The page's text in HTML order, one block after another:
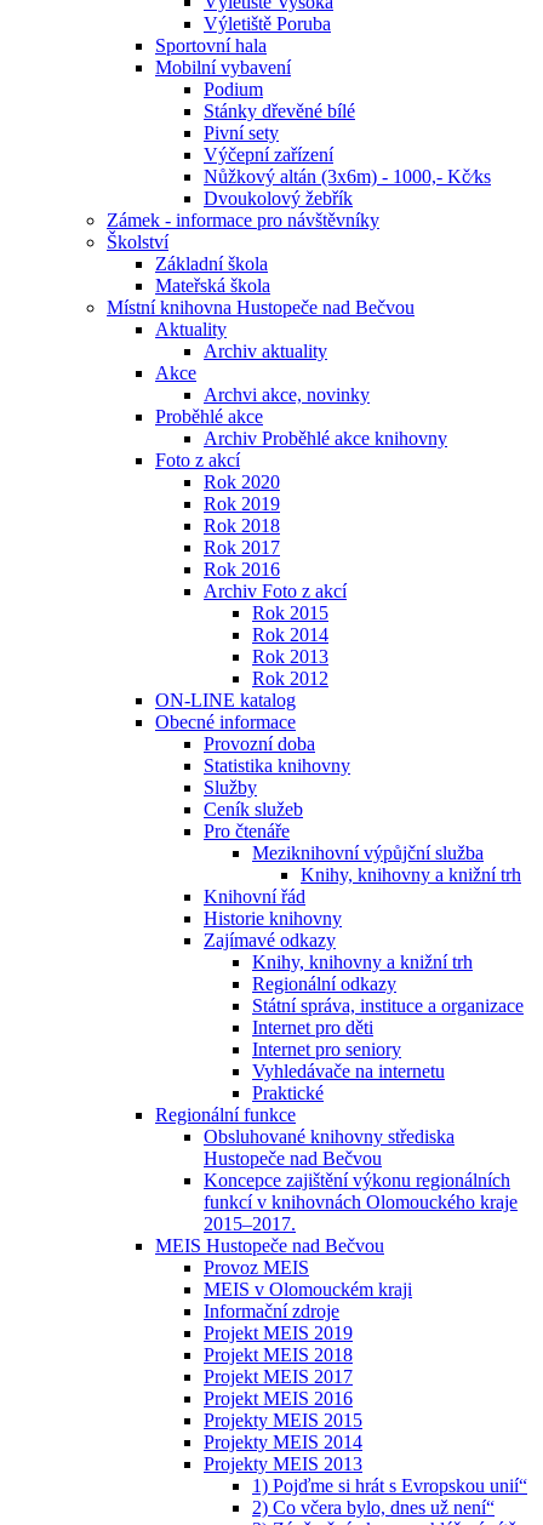
Výletiště Poruba
Sportovní hala
Mobilní vybavení
Podium
Stánky dřevěné bílé
Pivní sety
Výčepní zařízení
Nůžkový altán (3x6m) - 1000,- Kč⁄ks
Dvoukolový žebřík
Zámek - informace pro návštěvníky
Školství
Základní škola
Mateřská škola
Místní knihovna Hustopeče nad Bečvou
Aktuality
Archiv aktuality
Akce
Archvi akce, novinky
Proběhlé akce
Archiv Proběhlé akce knihovny
Foto z akcí
Rok 2020
Rok 2019
Rok 2018
Rok 2017
Rok 2016
Archiv Foto z akcí
Rok 2015
Rok 2014
Rok 2013
Rok 2012
ON-LINE katalog
Obecné informace
Provozní doba
Statistika knihovny
Služby
Ceník služeb
Pro čtenáře
Meziknihovní výpůjční služba
Knihy, knihovny a knižní trh
Knihovní řád
Historie knihovny
Zajímavé odkazy
Knihy, knihovny a knižní trh
Regionální odkazy
Státní správa, instituce a organizace
Internet pro děti
Internet pro seniory
Vyhledávače na internetu
Praktické
Regionální funkce
Obsluhované knihovny střediska
Hustopeče nad Bečvou
Koncepce zajištění výkonu regionálních
funkcí v knihovnách Olomouckého kraje
2015–2017.
MEIS Hustopeče nad Bečvou
Provoz MEIS
MEIS v Olomouckém kraji
Informační zdroje
Projekt MEIS 2019
Projekt MEIS 2018
Projekt MEIS 2017
Projekt MEIS 2016
Projekty MEIS 2015
Projekty MEIS 2014
Projekty MEIS 2013
1) Pojďme si hrát s Evropskou unií“
2) Co včera bylo, dnes už není“